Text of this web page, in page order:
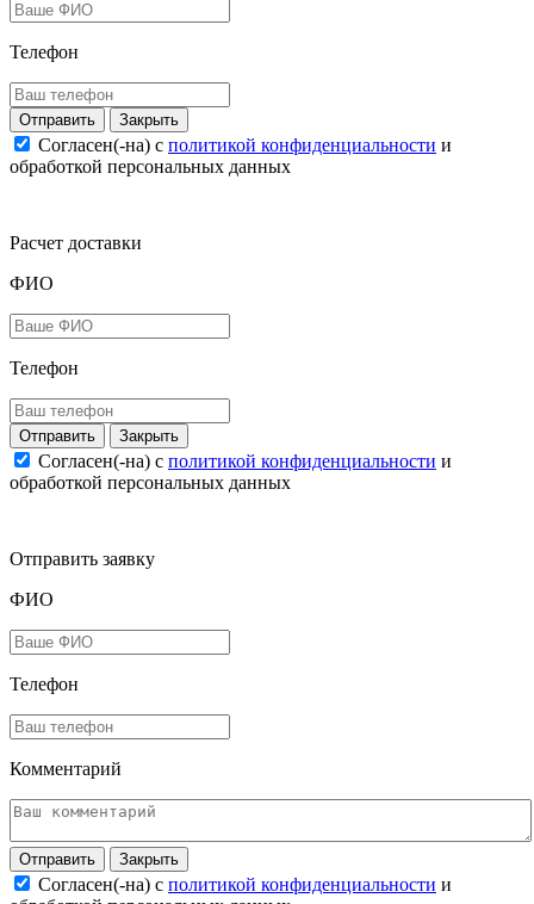
Телефон
Закрыть
Согласен(-на) c политикой конфиденциальности и
обработкой персональных данных
Расчет доставки
ФИО
Телефон
Закрыть
Согласен(-на) c политикой конфиденциальности и
обработкой персональных данных
Отправить заявку
ФИО
Телефон
Комментарий
Закрыть
Согласен(-на) c политикой конфиденциальности и